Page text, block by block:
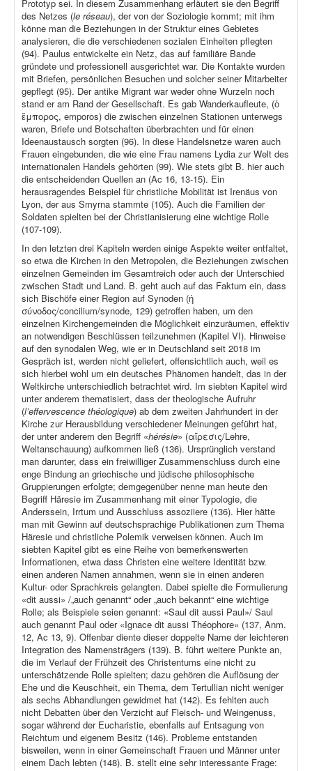
Prototyp sei. In diesem Zusammenhang erläutert sie den Begriff
des Netzes (le réseau), der von der Soziologie kommt; mit ihm
könne man die Beziehungen in der Struktur eines Gebietes
analysieren, die die verschiedenen sozialen Einheiten pflegten
(94). Paulus entwickelte ein Netz, das auf familiäre Bande
gründete und professionell ausgerichtet war. Die Kontakte wurden
mit Briefen, persönlichen Besuchen und solcher seiner Mitarbeiter
gepflegt (95). Der antike Migrant war weder ohne Wurzeln noch
stand er am Rand der Gesellschaft. Es gab Wanderkaufleute, (ὁ
ἔμπορος, emporos) die zwischen einzelnen Stationen unterwegs
waren, Briefe und Botschaften überbrachten und für einen
Ideenaustausch sorgten (96). In diese Handelsnetze waren auch
Frauen eingebunden, die wie eine Frau namens Lydia zur Welt des
internationalen Handels gehörten (99). Wie stets gibt B. hier auch
die entscheidenden Quellen an (Ac 16, 13-15). Ein
herausragendes Beispiel für christliche Mobilität ist Irenäus von
Lyon, der aus Smyrna stammte (105). Auch die Familien der
Soldaten spielten bei der Christianisierung eine wichtige Rolle
(107-109).
In den letzten drei Kapiteln werden einige Aspekte weiter entfaltet,
so etwa die Kirchen in den Metropolen, die Beziehungen zwischen
einzelnen Gemeinden im Gesamtreich oder auch der Unterschied
zwischen Stadt und Land. B. geht auch auf das Faktum ein, dass
sich Bischöfe einer Region auf Synoden (ἡ
σύνοδος/concilium/synode, 129) getroffen haben, um den
einzelnen Kirchengemeinden die Möglichkeit einzuräumen, effektiv
an notwendigen Beschlüssen teilzunehmen (Kapitel VI). Hinweise
auf den synodalen Weg, wie er in Deutschland seit 2018 im
Gespräch ist, werden nicht geliefert, offensichtlich auch, weil es
sich hierbei wohl um ein deutsches Phänomen handelt, das in der
Weltkirche unterschiedlich betrachtet wird. Im siebten Kapitel wird
unter anderem thematisiert, dass der theologische Aufruhr
(l’effervescence théologique) ab dem zweiten Jahrhundert in der
Kirche zur Herausbildung verschiedener Meinungen geführt hat,
der unter anderem den Begriff «hérésie» (αἵρεσις/Lehre,
Weltanschauung) aufkommen ließ (136). Ursprünglich verstand
man darunter, dass ein freiwilliger Zusammenschluss durch eine
enge Bindung an griechische und jüdische philosophische
Gruppierungen erfolgte; demgegenüber nenne man heute den
Begriff Häresie im Zusammenhang mit einer Typologie, die
Anderssein, Irrtum und Ausschluss assoziiere (136). Hier hätte
man mit Gewinn auf deutschsprachige Publikationen zum Thema
Häresie und christliche Polemik verweisen können. Auch im
siebten Kapitel gibt es eine Reihe von bemerkenswerten
Informationen, etwa dass Christen eine weitere Identität bzw.
einen anderen Namen annahmen, wenn sie in einen anderen
Kultur- oder Sprachkreis gelangten. Dabei spielte die Formulierung
«dit aussi» /„auch genannt“ oder „auch bekannt“ eine wichtige
Rolle; als Beispiele seien genannt: «Saul dit aussi Paul»/ Saul
auch genannt Paul oder «Ignace dit aussi Théophore» (137, Anm.
12, Ac 13, 9). Offenbar diente dieser doppelte Name der leichteren
Integration des Namensträgers (139). B. führt weitere Punkte an,
die im Verlauf der Frühzeit des Christentums eine nicht zu
unterschätzende Rolle spielten; dazu gehören die Auflösung der
Ehe und die Keuschheit, ein Thema, dem Tertullian nicht weniger
als sechs Abhandlungen gewidmet hat (142). Es fehlten auch
nicht Debatten über den Verzicht auf Fleisch- und Weingenuss,
sogar während der Eucharistie, ebenfalls auf Entsagung von
Reichtum und eigenem Besitz (146). Probleme entstanden
bisweilen, wenn in einer Gemeinschaft Frauen und Männer unter
einem Dach lebten (148). B. stellt eine sehr interessante Frage: